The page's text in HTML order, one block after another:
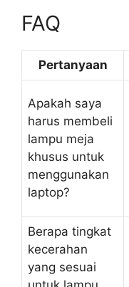
FAQ
Pertanyaan
Apakah saya
harus membeli
lampu meja
khusus untuk
menggunakan
laptop?
Berapa tingkat
kecerahan
yang sesuai